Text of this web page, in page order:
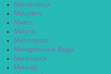
Мензелинск
Мещовск
Миасс
Микунь
Миллерово
Минеральные Воды
Минусинск
Миньяр